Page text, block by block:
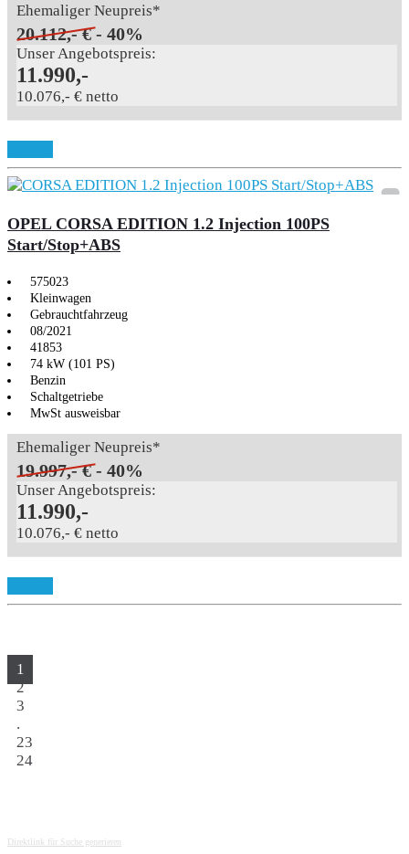
Ehemaliger Neupreis*
20.112,- € - 40%
Unser Angebotspreis:
11.990,-
10.076,- € netto
OPEL CORSA EDITION 1.2 Injection 100PS
Start/Stop+ABS
575023
Kleinwagen
Gebrauchtfahrzeug
08/2021
41853
74 kW (101 PS)
Benzin
Schaltgetriebe
MwSt ausweisbar
Ehemaliger Neupreis*
19.997,- € - 40%
Unser Angebotspreis:
11.990,-
10.076,- € netto
1
2
3
.
23
24
Direktlink für Suche generieren